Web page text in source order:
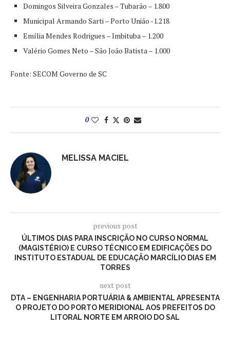
Domingos Silveira Gonzales – Tubarão – 1.800
Municipal Armando Sarti – Porto União -1.218
Emília Mendes Rodrigues – Imbituba – 1.200
Valério Gomes Neto – São João Batista – 1.000
Fonte: SECOM Governo de SC
0
MELISSA MACIEL
previous post
ÚLTIMOS DIAS PARA INSCRIÇÃO NO CURSO NORMAL
(MAGISTÉRIO) E CURSO TÉCNICO EM EDIFICAÇÕES DO
INSTITUTO ESTADUAL DE EDUCAÇÃO MARCÍLIO DIAS EM
TORRES
next post
DTA – ENGENHARIA PORTUÁRIA & AMBIENTAL APRESENTA
O PROJETO DO PORTO MERIDIONAL AOS PREFEITOS DO
LITORAL NORTE EM ARROIO DO SAL